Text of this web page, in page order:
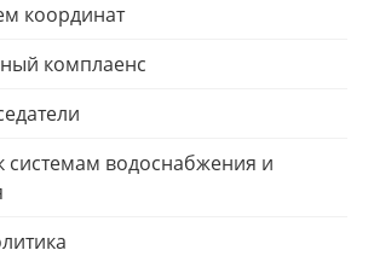
координат
комплаенс
системам водоснабжения и